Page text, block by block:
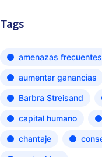
Tags
amenazas frecuentes
aumentar ganancias
Barbra Streisand
capital humano
chantaje